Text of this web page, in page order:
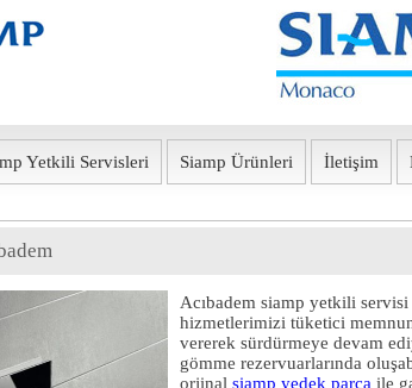
Yetkili Servisleri Siamp Ürünleri İletişim
Acıbadem siamp yetkili servisi
hizmetlerimizi tüketici
vererek sürdürmeye devam
gömme rezervuarlarında
orjinal siamp yedek parça ile